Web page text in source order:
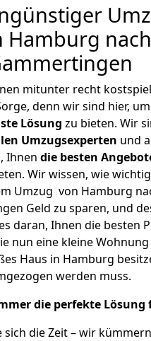
Hamburg nach
mitunter recht
denn wir sind hier,
Lösung zu bieten. Wir
Umzugsexperten und
Ihnen die besten
Wir wissen, wie
Umzug von Hamburg
Geld zu sparen, und
daran, Ihnen die besten
nun eine kleine
Haus in Hamburg
werden muss.
die perfekte Lösung
sich die Zeit – wir